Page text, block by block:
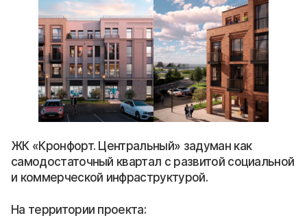
ЖК «Кронфорт. Центральный» задуман как
самодостаточный квартал с развитой социальной
и коммерческой инфраструктурой.
На территории проекта: